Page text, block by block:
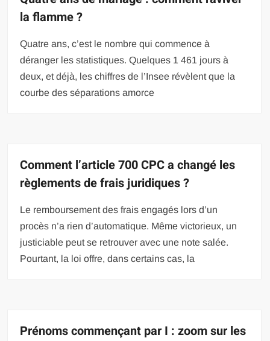
la flamme ?
Quatre ans, c’est le nombre qui commence à
déranger les statistiques. Quelques 1 461 jours à
deux, et déjà, les chiffres de l’Insee révèlent que la
courbe des séparations amorce
Comment l’article 700 CPC a changé les
règlements de frais juridiques ?
Le remboursement des frais engagés lors d’un
procès n’a rien d’automatique. Même victorieux, un
justiciable peut se retrouver avec une note salée.
Pourtant, la loi offre, dans certains cas, la
Prénoms commençant par I : zoom sur les